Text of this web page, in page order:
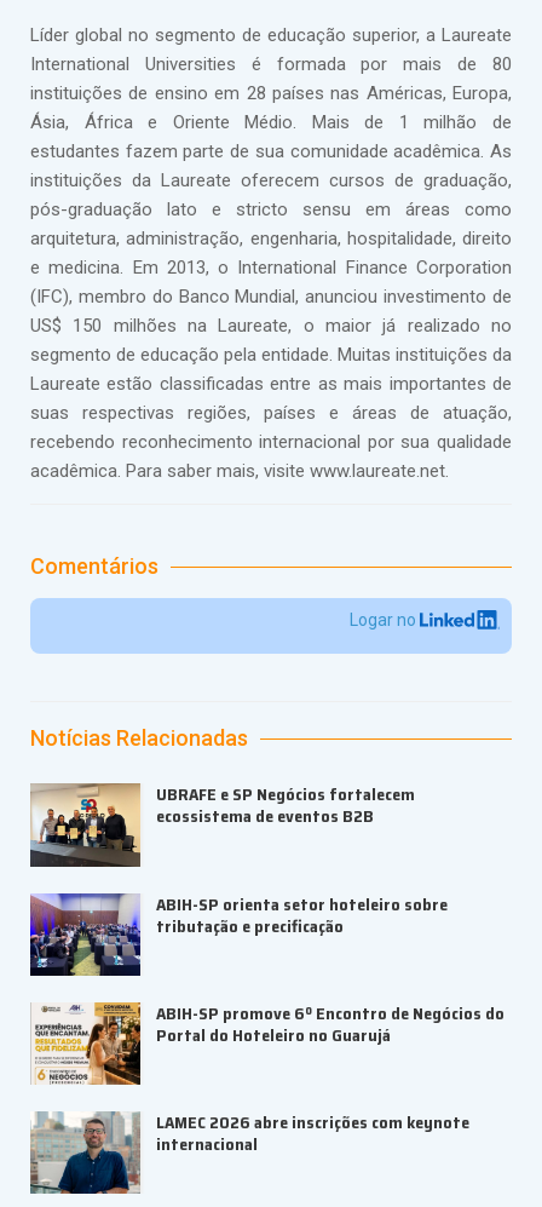
Líder global no segmento de educação superior, a Laureate
International Universities é formada por mais de 80
instituições de ensino em 28 países nas Américas, Europa,
Ásia, África e Oriente Médio. Mais de 1 milhão de
estudantes fazem parte de sua comunidade acadêmica. As
instituições da Laureate oferecem cursos de graduação,
pós-graduação lato e stricto sensu em áreas como
arquitetura, administração, engenharia, hospitalidade, direito
e medicina. Em 2013, o International Finance Corporation
(IFC), membro do Banco Mundial, anunciou investimento de
US$ 150 milhões na Laureate, o maior já realizado no
segmento de educação pela entidade. Muitas instituições da
Laureate estão classificadas entre as mais importantes de
suas respectivas regiões, países e áreas de atuação,
recebendo reconhecimento internacional por sua qualidade
acadêmica. Para saber mais, visite www.laureate.net.
Comentários
Logar no
Notícias Relacionadas
UBRAFE e SP Negócios fortalecem
ecossistema de eventos B2B
ABIH-SP orienta setor hoteleiro sobre
tributação e precificação
ABIH-SP promove 6º Encontro de Negócios do
Portal do Hoteleiro no Guarujá
LAMEC 2026 abre inscrições com keynote
internacional